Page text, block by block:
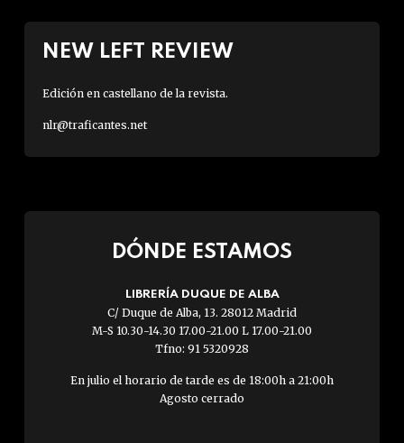
NEW LEFT REVIEW
Edición en castellano de la revista.
nlr@traficantes.net
DÓNDE ESTAMOS
LIBRERÍA DUQUE DE ALBA
C/ Duque de Alba, 13. 28012 Madrid
M-S 10.30-14.30 17.00-21.00 L 17.00-21.00
Tfno: 91 5320928
En julio el horario de tarde es de 18:00h a 21:00h
Agosto cerrado